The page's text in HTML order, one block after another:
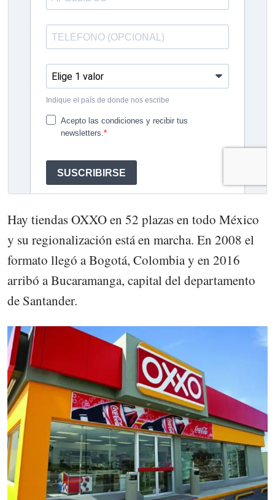
Hay tiendas OXXO en 52 plazas en todo México
y su regionalización está en marcha. En 2008 el
formato llegó a Bogotá, Colombia y en 2016
arribó a Bucaramanga, capital del departamento
de Santander.